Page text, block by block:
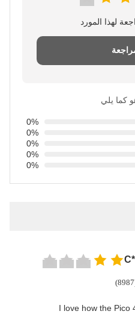
كما يلي
0%
0%
0%
0%
0%
"I love how the